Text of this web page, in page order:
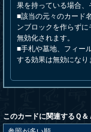
果を持っている場合、
■該当の元々のカード
ンブロックを作らず
無効化されます。
■手札や墓地、フィー
する効果は無効になり
このカードに関連するＱ